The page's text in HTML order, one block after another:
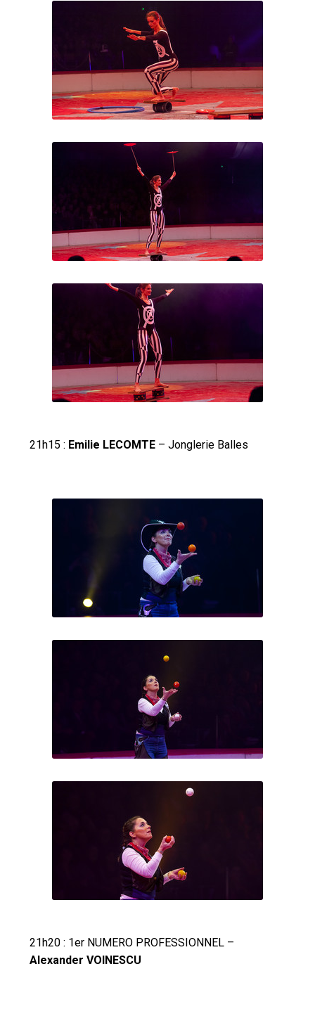
21h15 : Emilie LECOMTE – Jonglerie Balles
21h20 : 1er NUMERO PROFESSIONNEL –
Alexander VOINESCU